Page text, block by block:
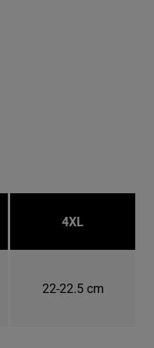
4XL
22-22.5 cm